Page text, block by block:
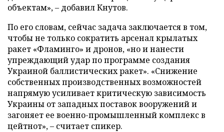
объектам», – добавил Кнутов.
По его словам, сейчас задача заключается в том,
чтобы не только сократить арсенал крылатых
ракет «Фламинго» и дронов, «но и нанести
упреждающий удар по программе создания
Украиной баллистических ракет». «Снижение
собственных производственных возможностей
напрямую усиливает критическую зависимость
Украины от западных поставок вооружений и
загоняет ее военно-промышленный комплекс в
цейтнот», – считает спикер.